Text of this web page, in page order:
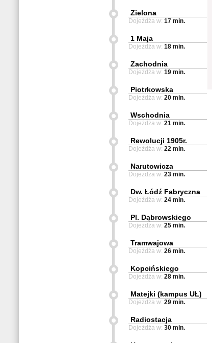
Zielona
Dojeżdża w: 17 min.
1 Maja
Dojeżdża w: 18 min.
Zachodnia
Dojeżdża w: 19 min.
Piotrkowska
Dojeżdża w: 20 min.
Wschodnia
Dojeżdża w: 21 min.
Rewolucji 1905r.
Dojeżdża w: 22 min.
Narutowicza
Dojeżdża w: 23 min.
Dw. Łódź Fabryczna
Dojeżdża w: 24 min.
Pl. Dąbrowskiego
Dojeżdża w: 25 min.
Tramwajowa
Dojeżdża w: 26 min.
Kopcińskiego
Dojeżdża w: 28 min.
Matejki (kampus UŁ)
Dojeżdża w: 29 min.
Radiostacja
Dojeżdża w: 30 min.